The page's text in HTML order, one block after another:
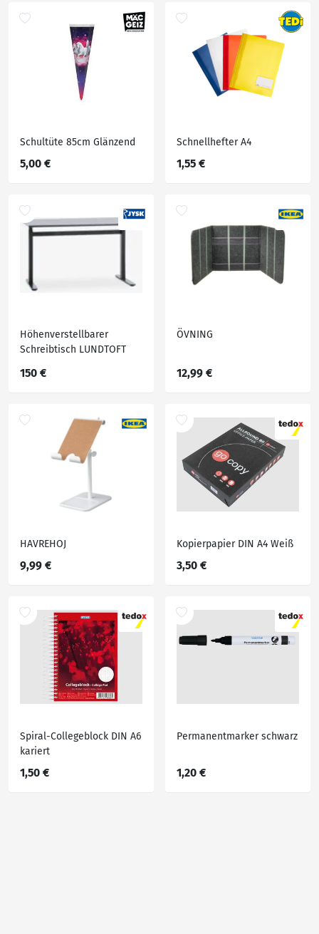
Schultüte 85cm Glänzend
5,00 €
Schnellhefter A4
1,55 €
Höhenverstellbarer
Schreibtisch LUNDTOFT
150 €
ÖVNING
12,99 €
HAVREHOJ
9,99 €
Kopierpapier DIN A4 Weiß
3,50 €
Spiral-Collegeblock DIN A6
kariert
1,50 €
Permanentmarker schwarz
1,20 €